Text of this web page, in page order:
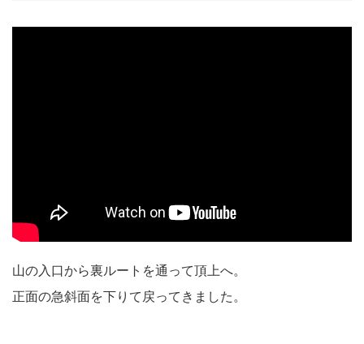
山の入口から裏ルートを通って頂上へ。
正面の急斜面を下りて戻ってきました。